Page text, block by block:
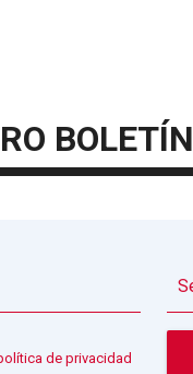
BOLETÍN
de privacidad